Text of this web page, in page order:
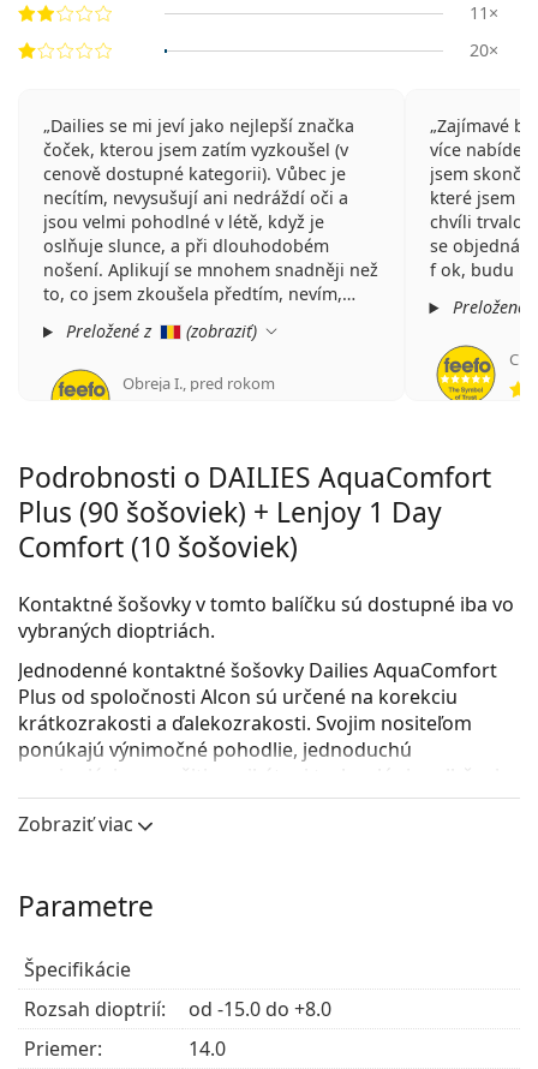
11×
20×
Dailies se mi jeví jako nejlepší značka
čoček, kterou jsem zatím vyzkoušel (v
cenově dostupné kategorii). Vůbec je
necítím, nevysušují ani nedráždí oči a
jsou velmi pohodlné v létě, když je
oslňuje slunce, a při dlouhodobém
nošení. Aplikují se mnohem snadněji než
to, co jsem zkoušela předtím, nevím,
jestli je to roztokem, ve kterém jsou,
nebo tím, že jsou tenčí a mají menší
průměr než ostatní, ale vřele je
doporučuji.
Lentiamo, rychlé dodání a velmi dobré
ceny, s mnoha nabídkami a slevami!
Preložené z (zobraziť)
Obreja I., pred rokom
Zajímavé
více
jsem skončil
které jsem
chvíli trvalo,
se
f ok, budu
Preložené
Podrobnosti o DAILIES AquaComfort
Plus (90 šošoviek) + Lenjoy 1 Day
Comfort (10 šošoviek)
Kontaktné šošovky v tomto balíčku sú dostupné iba vo
vybraných dioptriách.
Jednodenné kontaktné šošovky Dailies AquaComfort
Plus od spoločnosti Alcon sú určené na korekciu
krátkozrakosti a ďalekozrakosti. Svojim nositeľom
ponúkajú výnimočné pohodlie, jednoduchú
manipuláciu a využitie unikátnej technológie zvlhčenia.
Šošovky Dailies AquaComfort Plus poskytujú súčasne
skvelé videnie aj vynikajúci komfort nosenia a sú
Kontaktné šošovky Dailies AquaComfort Plus sú
vybavené systémom trojitej lubrikácie, ktorý udržuje
Pohodlie pri nosení kontaktných šošoviek Dailies
AquaComfort Plus zaisťujú tri činitele zvlhčenia:
lubrikant HPMC zmierňujúce trenie je obsiahnutý v
Zobraziť viac
Parametre
Špecifikácie
Rozsah dioptrií:
od -15.0 do +8.0
Priemer:
14.0